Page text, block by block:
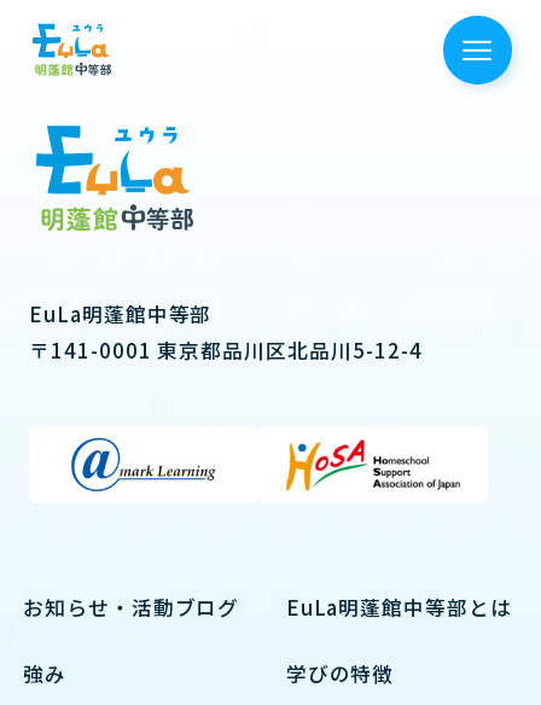
EuLa明蓬館中等部
〒141-0001 東京都品川区北品川5-12-4
お知らせ・活動ブログ EuLa明蓬館中等部とは
強み 学びの特徴